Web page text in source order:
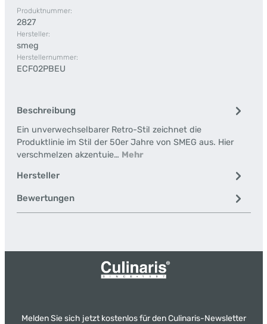
Produktnummer:
2827
Hersteller:
smeg
Herstellernummer:
ECF02PBEU
Beschreibung
Ein unverwechselbarer Retro-Stil zeichnet die
Produktlinie im Stil der 50er Jahre von SMEG aus. Hier
verschmelzen akzentuie… Mehr
Hersteller
Bewertungen
Melden Sie sich jetzt kostenlos für den Culinaris-Newsletter